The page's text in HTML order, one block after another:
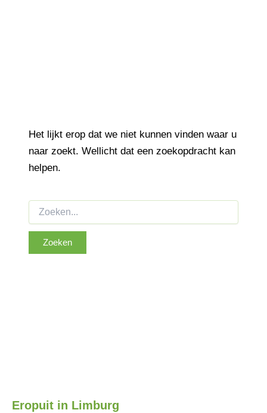
Het lijkt erop dat we niet kunnen vinden waar u
naar zoekt. Wellicht dat een zoekopdracht kan
helpen.
Eropuit in Limburg